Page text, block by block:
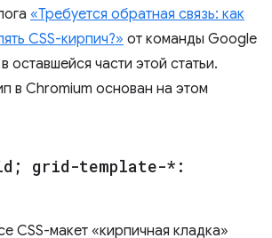
«Требуется обратная связь: как
CSS-кирпич?» от команды Google
оставшейся части этой статьи.
в Chromium основан на этом
grid-template-*:
CSS-макет «кирпичная кладка»